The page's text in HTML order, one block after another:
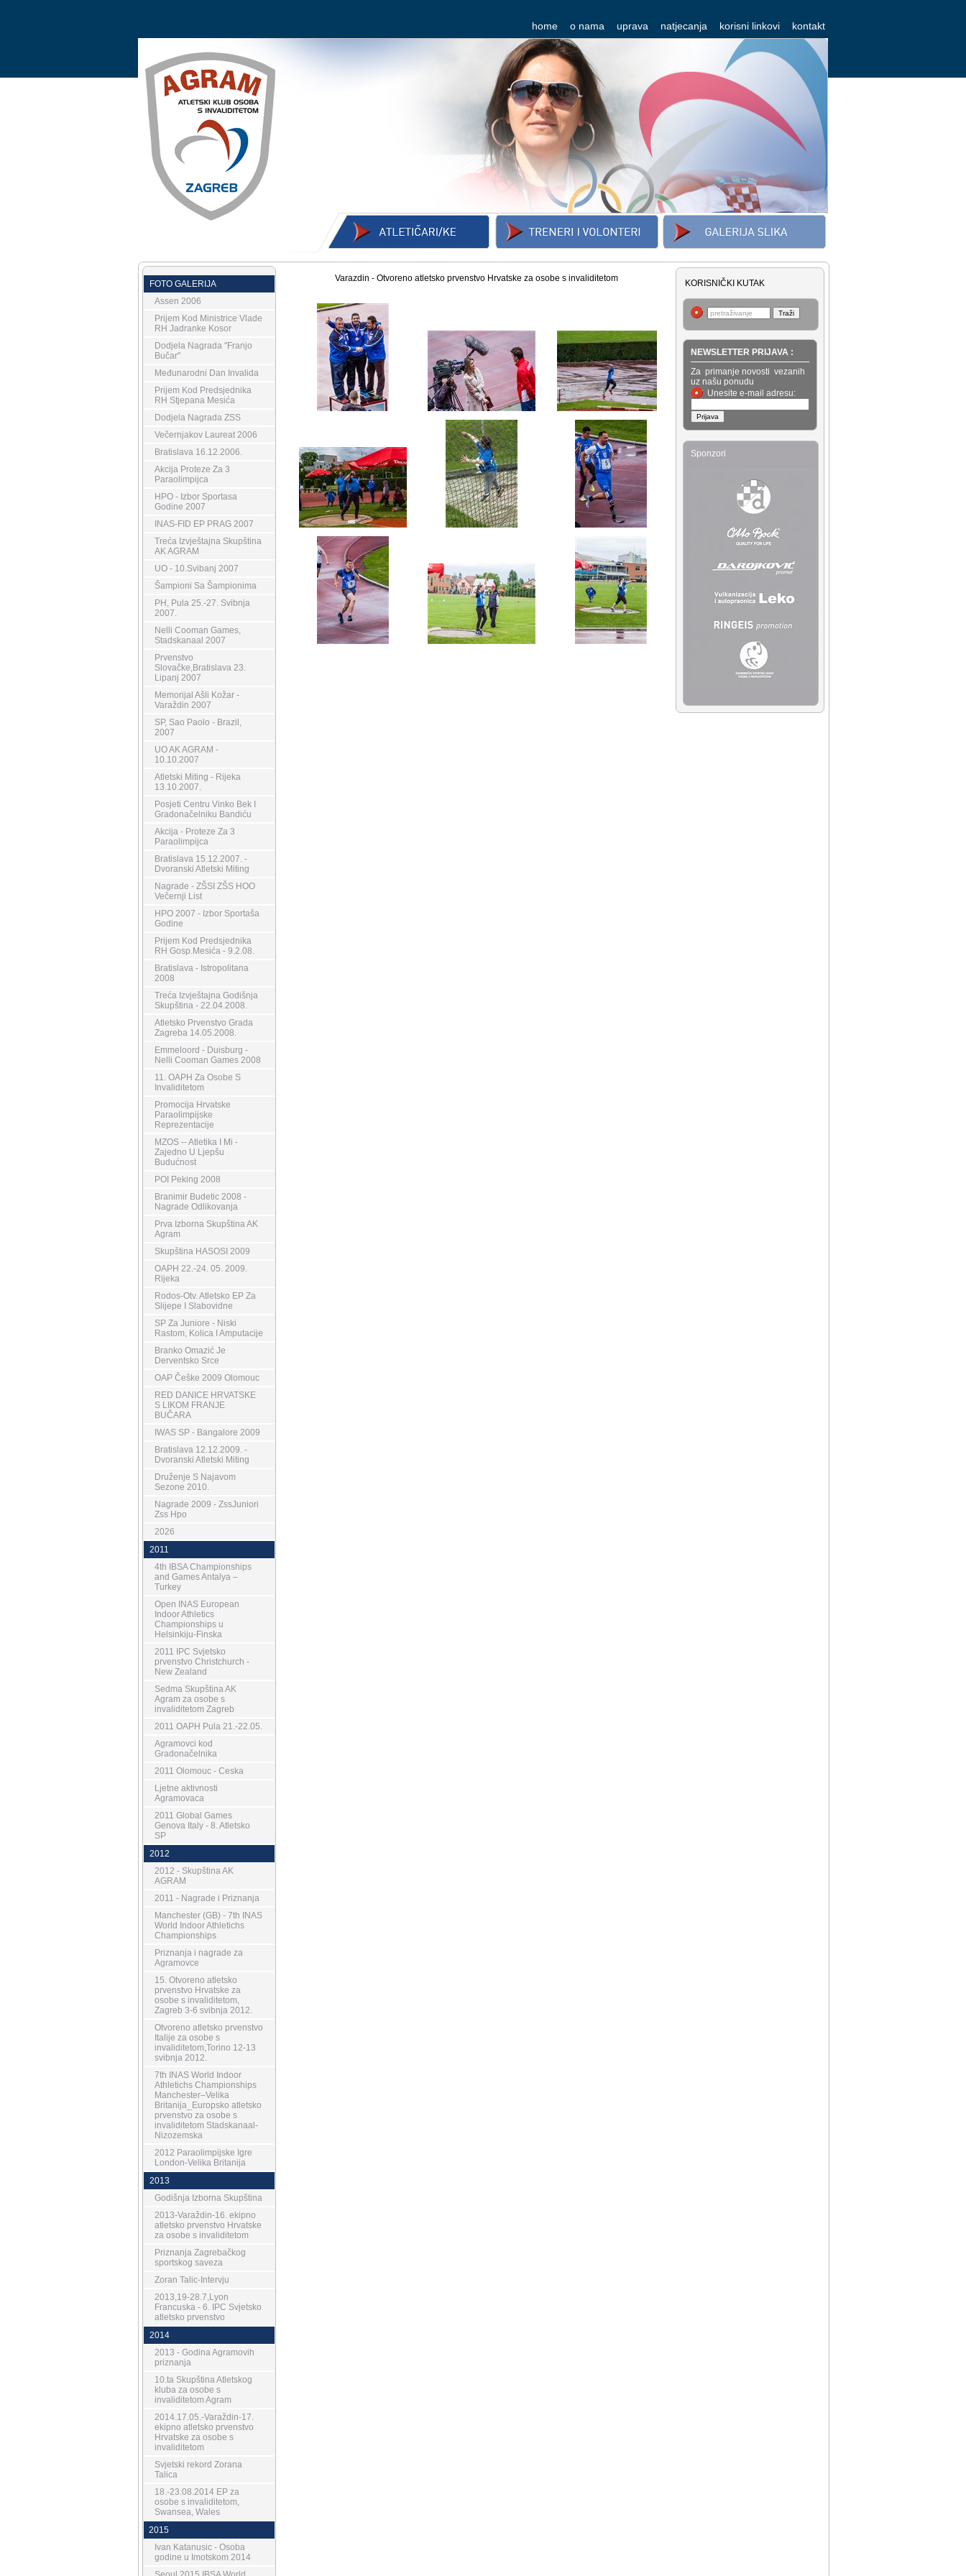
home o nama uprava natjecanja korisni linkovi kontakt
Varazdin - Otvoreno atletsko prvenstvo Hrvatske za osobe s invaliditetom
FOTO GALERIJA
Assen 2006
Prijem Kod Ministrice Vlade
RH Jadranke Kosor
Dodjela Nagrada "Franjo
Bučar"
Međunarodni Dan Invalida
Prijem Kod Predsjednika
RH Stjepana Mesića
Dodjela Nagrada ZSS
Večernjakov Laureat 2006
Bratislava 16.12.2006.
Akcija Proteze Za 3
Paraolimpijca
HPO - Izbor Sportasa
Godine 2007
INAS-FID EP PRAG 2007
Treća Izvještajna Skupština
AK AGRAM
UO - 10.Svibanj 2007
Šampioni Sa Šampionima
PH, Pula 25.-27. Svibnja
2007.
Nelli Cooman Games,
Stadskanaal 2007
Prvenstvo
Slovačke,Bratislava 23.
Lipanj 2007
Memorijal Ašli Kožar -
Varaždin 2007
SP, Sao Paolo - Brazil,
2007
UO AK AGRAM -
10.10.2007
Atletski Miting - Rijeka
13.10.2007.
Posjeti Centru Vinko Bek I
Gradonačelniku Bandiću
Akcija - Proteze Za 3
Paraolimpijca
Bratislava 15.12.2007. -
Dvoranski Atletski Miting
Nagrade - ZŠSI ZŠS HOO
Večernji List
HPO 2007 - Izbor Sportaša
Godine
Prijem Kod Predsjednika
RH Gosp.Mesića - 9.2.08.
Bratislava - Istropolitana
2008
Treća Izvještajna Godišnja
Skupština - 22.04.2008.
Atletsko Prvenstvo Grada
Zagreba 14.05.2008.
Emmeloord - Duisburg -
Nelli Cooman Games 2008
11. OAPH Za Osobe S
Invaliditetom
Promocija Hrvatske
Paraolimpijske
Reprezentacije
MZOS -- Atletika I Mi -
Zajedno U Ljepšu
Budućnost
POI Peking 2008
Branimir Budetic 2008 -
Nagrade Odlikovanja
Prva Izborna Skupština AK
Agram
Skupština HASOSI 2009
OAPH 22.-24. 05. 2009.
Rijeka
Rodos-Otv. Atletsko EP Za
Slijepe I Slabovidne
SP Za Juniore - Niski
Rastom, Kolica I Amputacije
Branko Omazić Je
Derventsko Srce
OAP Češke 2009 Olomouc
RED DANICE HRVATSKE
S LIKOM FRANJE
BUČARA
IWAS SP - Bangalore 2009
Bratislava 12.12.2009. -
Dvoranski Atletski Miting
Druženje S Najavom
Sezone 2010.
Nagrade 2009 - ZssJuniori
Zss Hpo
2026
2011
4th IBSA Championships
and Games Antalya –
Turkey
Open INAS European
Indoor Athletics
Championships u
Helsinkiju-Finska
2011 IPC Svjetsko
prvenstvo Christchurch -
New Zealand
Sedma Skupština AK
Agram za osobe s
invaliditetom Zagreb
2011 OAPH Pula 21.-22.05.
Agramovci kod
Gradonačelnika
2011 Olomouc - Ceska
Ljetne aktivnosti
Agramovaca
2011 Global Games
Genova Italy - 8. Atletsko
SP
2012
2012 - Skupština AK
AGRAM
2011 - Nagrade i Priznanja
Manchester (GB) - 7th INAS
World Indoor Athletichs
Championships
Priznanja i nagrade za
Agramovce
15. Otvoreno atletsko
prvenstvo Hrvatske za
osobe s invaliditetom,
Zagreb 3-6 svibnja 2012.
Otvoreno atletsko prvenstvo
Italije za osobe s
invaliditetom,Torino 12-13
svibnja 2012.
7th INAS World Indoor
Athletichs Championships
Manchester–Velika
Britanija_Europsko atletsko
prvenstvo za osobe s
invaliditetom Stadskanaal-
Nizozemska
2012 Paraolimpijske Igre
London-Velika Britanija
2013
Godišnja Izborna Skupština
2013-Varaždin-16. ekipno
atletsko prvenstvo Hrvatske
za osobe s invaliditetom
Priznanja Zagrebačkog
sportskog saveza
Zoran Talic-Intervju
2013,19-28.7,Lyon
Francuska - 6. IPC Svjetsko
atletsko prvenstvo
2014
2013 - Godina Agramovih
priznanja
10.ta Skupština Atletskog
kluba za osobe s
invaliditetom Agram
2014.17.05.-Varaždin-17.
ekipno atletsko prvenstvo
Hrvatske za osobe s
invaliditetom
Svjetski rekord Zorana
Talica
18.-23.08.2014 EP za
osobe s invaliditetom,
Swansea, Wales
2015
Ivan Katanusic - Osoba
godine u Imotskom 2014
KORISNIČKI KUTAK
NEWSLETTER PRIJAVA :
Za primanje novosti vezanih
uz našu ponudu
Unesite e-mail adresu:
Sponzori